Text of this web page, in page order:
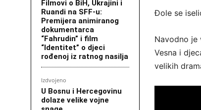
Filmovi o BiH, Ukrajini i
Ruandi na SFF-u:
Premijera animiranog
dokumentarca
“Fahrudin” i film
“Identitet” o djeci
rođenoj iz ratnog nasilja
Izdvojeno
U Bosnu i Hercegovinu
dolaze velike vojne
Đole se
Navodno je
Vesna i
velikih